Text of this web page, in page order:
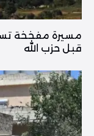
مسيرة مفخخة
قبل حزب الله